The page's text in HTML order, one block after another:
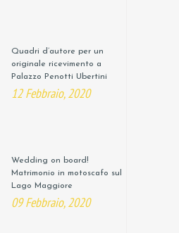
Quadri d’autore per un
originale ricevimento a
Palazzo Penotti Ubertini
12 Febbraio, 2020
Wedding on board!
Matrimonio in motoscafo sul
Lago Maggiore
09 Febbraio, 2020